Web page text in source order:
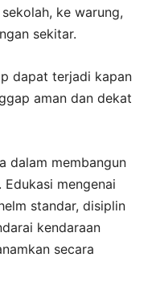
ke warung,
sekitar.
dapat terjadi kapan
aman dan dekat
dalam membangun
mengenai
standar, disiplin
kendaraan
secara